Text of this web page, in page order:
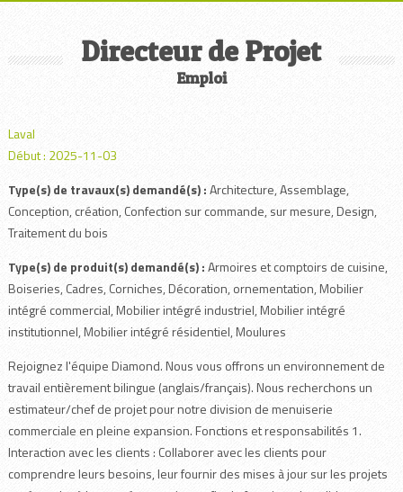
Directeur de Projet
Emploi
Laval
Début : 2025-11-03
Type(s) de travaux(s) demandé(s) :Architecture, Assemblage,
Conception, création, Confection sur commande, sur mesure, Design,
Traitement du bois
Type(s) de produit(s) demandé(s) :Armoires et comptoirs de cuisine,
Boiseries, Cadres, Corniches, Décoration, ornementation, Mobilier
intégré commercial, Mobilier intégré industriel, Mobilier intégré
institutionnel, Mobilier intégré résidentiel, Moulures
Rejoignez l'équipe Diamond. Nous vous offrons un environnement de
travail entièrement bilingue (anglais/français). Nous recherchons un
estimateur/chef de projet pour notre division de menuiserie
commerciale en pleine expansion. Fonctions et responsabilités 1.
Interaction avec les clients : Collaborer avec les clients pour
comprendre leurs besoins, leur fournir des mises à jour sur les projets